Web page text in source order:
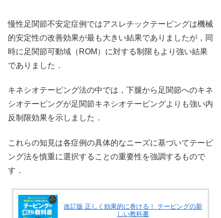
慢性足関節不安定症例ではアスレチックテーピングは機械
的安定性の改善効果が最も大きい結果でありましたが，同
時に足関節可動域（ROM）に対する制限もより強い結果
でありました．
キネシオテーピング法の中では，下腿から足関節へのキネ
シオテーピングが足関節キネシオテーピングよりも強い内
反制限効果を示しました．
これらの知見は各症例の具体的なニーズに基づいてテーピ
ング法を慎重に選択することの重要性を強調するもので
す．
改訂版 正しく効果的に巻ける！ テーピングの新
しい教科書